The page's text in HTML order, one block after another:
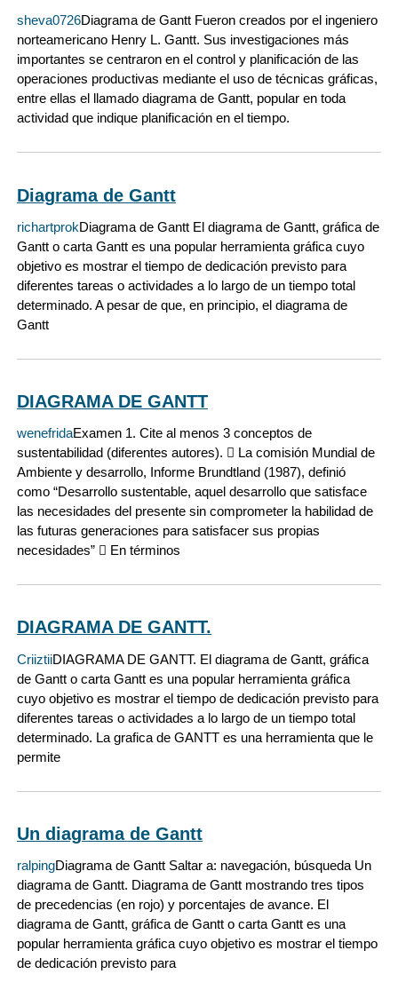
sheva0726Diagrama de Gantt Fueron creados por el ingeniero
norteamericano Henry L. Gantt. Sus investigaciones más
importantes se centraron en el control y planificación de las
operaciones productivas mediante el uso de técnicas gráficas,
entre ellas el llamado diagrama de Gantt, popular en toda
actividad que indique planificación en el tiempo.
Diagrama de Gantt
richartprokDiagrama de Gantt El diagrama de Gantt, gráfica de
Gantt o carta Gantt es una popular herramienta gráfica cuyo
objetivo es mostrar el tiempo de dedicación previsto para
diferentes tareas o actividades a lo largo de un tiempo total
determinado. A pesar de que, en principio, el diagrama de
Gantt
DIAGRAMA DE GANTT
wenefridaExamen 1. Cite al menos 3 conceptos de
sustentabilidad (diferentes autores).  La comisión Mundial de
Ambiente y desarrollo, Informe Brundtland (1987), definió
como “Desarrollo sustentable, aquel desarrollo que satisface
las necesidades del presente sin comprometer la habilidad de
las futuras generaciones para satisfacer sus propias
necesidades”  En términos
DIAGRAMA DE GANTT.
CriiztiiDIAGRAMA DE GANTT. El diagrama de Gantt, gráfica
de Gantt o carta Gantt es una popular herramienta gráfica
cuyo objetivo es mostrar el tiempo de dedicación previsto para
diferentes tareas o actividades a lo largo de un tiempo total
determinado. La grafica de GANTT es una herramienta que le
permite
Un diagrama de Gantt
ralpingDiagrama de Gantt Saltar a: navegación, búsqueda Un
diagrama de Gantt. Diagrama de Gantt mostrando tres tipos
de precedencias (en rojo) y porcentajes de avance. El
diagrama de Gantt, gráfica de Gantt o carta Gantt es una
popular herramienta gráfica cuyo objetivo es mostrar el tiempo
de dedicación previsto para